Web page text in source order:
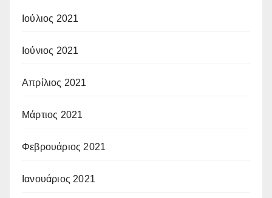
Ιούλιος 2021
Ιούνιος 2021
Απρίλιος 2021
Μάρτιος 2021
Φεβρουάριος 2021
Ιανουάριος 2021